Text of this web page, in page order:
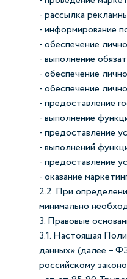
- рассылка
- информирование
- обеспечение
- выполнение
- обеспечение
- обеспечение
- предоставление
- выполнение
- предоставление
- выполнений
- предоставление
- оказание
2.2. При
минимально
3. Правовые
3.1. Настоящая
данных» (далее –
российскому